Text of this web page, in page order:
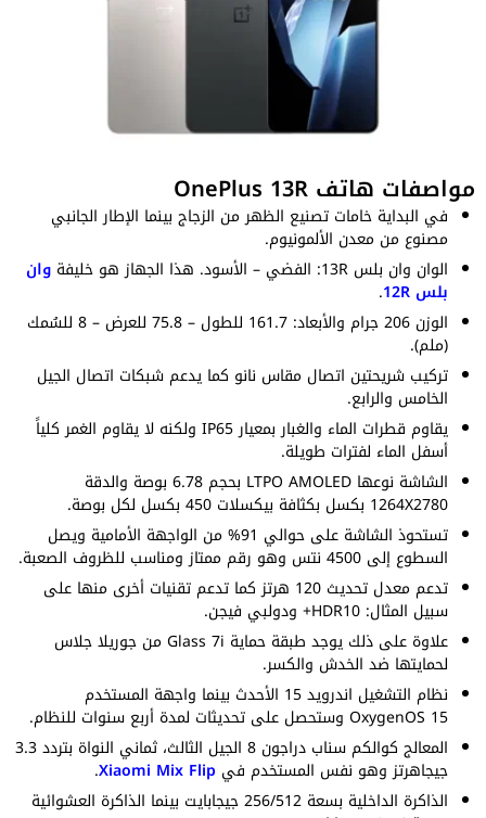
مواصفات هاتف OnePlus 13R
في البداية خامات تصنيع الظهر من الزجاج بينما الإطار الجانبي
مصنوع من معدن الألمونيوم.
الوان وان بلس 13R: الفضي – الأسود. هذا الجهاز هو خليفة
وان
بلس 12R
.
الوزن 206 جرام والأبعاد: 161.7 للطول – 75.8 للعرض – 8 للسُمك
(ملم).
تركيب شريحتين اتصال مقاس نانو كما يدعم شبكات اتصال الجيل
الخامس والرابع.
يقاوم قطرات الماء والغبار بمعيار IP65 ولكنه لا يقاوم الغمر كلياً
أسفل الماء لفترات طويلة.
الشاشة نوعها LTPO AMOLED بحجم 6.78 بوصة والدقة
1264X2780 بكسل بكثافة بيكسلات 450 بكسل لكل بوصة.
تستحوذ الشاشة على حوالي 91% من الواجهة الأمامية ويصل
السطوع إلى 4500 نتس وهو رقم ممتاز ومناسب للظروف الصعبة.
تدعم معدل تحديث 120 هرتز كما تدعم تقنيات أخرى منها على
سبيل المثال: HDR10+ ودولبي فيجن.
علاوة على ذلك يوجد طبقة حماية Glass 7i من جوريلا جلاس
لحمايتها ضد الخدش والكسر.
نظام التشغيل اندرويد 15 الأحدث بينما واجهة المستخدم
OxygenOS 15 وستحصل على تحديثات لمدة أربع سنوات للنظام.
المعالج كوالكم سناب دراجون 8 الجيل الثالث، ثماني النواة بتردد 3.3
جيجاهرتز وهو نفس المستخدم في Xiaomi Mix Flip
.
الذاكرة الداخلية بسعة 256/512 جيجابايت بينما الذاكرة العشوائية